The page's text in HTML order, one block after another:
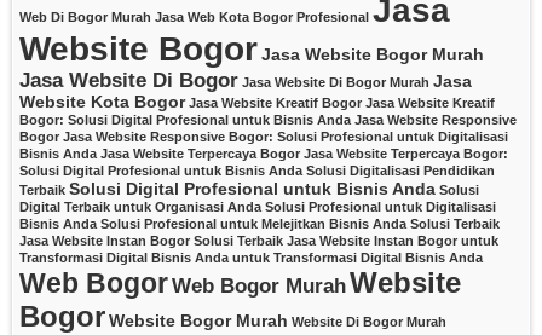
Web Di Bogor Murah Jasa Web Kota Bogor Profesional Jasa
Website BogorJasa Website Bogor Murah
Jasa Website Di Bogor Jasa Website Di Bogor Murah Jasa
Website Kota Bogor Jasa Website Kreatif Bogor Jasa Website Kreatif
Bogor: Solusi Digital Profesional untuk Bisnis Anda Jasa Website Responsive
Bogor Jasa Website Responsive Bogor: Solusi Profesional untuk Digitalisasi
Bisnis Anda Jasa Website Terpercaya Bogor Jasa Website Terpercaya Bogor:
Solusi Digital Profesional untuk Bisnis Anda Solusi Digitalisasi Pendidikan
Terbaik Solusi Digital Profesional untuk Bisnis Anda Solusi
Digital Terbaik untuk Organisasi Anda Solusi Profesional untuk Digitalisasi
Bisnis Anda Solusi Profesional untuk Melejitkan Bisnis Anda Solusi Terbaik
Jasa Website Instan Bogor Solusi Terbaik Jasa Website Instan Bogor untuk
Transformasi Digital Bisnis Anda untuk Transformasi Digital Bisnis Anda
Web BogorWeb Bogor MurahWebsite
BogorWebsite Bogor Murah Website Di Bogor Murah